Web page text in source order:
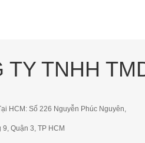
TY TNHH
HCM: Số 226 Nguyễn Phúc Nguyên,
9, Quận 3, TP HCM